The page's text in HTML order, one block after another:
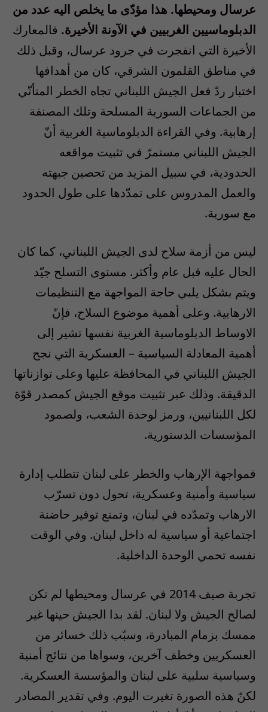
عرسال ومحيطها. هذا مؤدّى ما يخلص اليه عدد من
الدبلوماسيين الغربيين في الآونة الأخيرة. فالمعارك
الأخيرة التي انفجرت في جرود عرسال، وقبل ذلك
في مناطق القلمون الشرقي، كان من أهدافها
اختبار ردّ فعل الجيش اللبناني تجاه الخطر المتأتّي
من الجماعات السورية المسلحة وتلك المصنفة
إرهابية. وفي القراءة الدبلوماسية الغربية أنّ
الجيش اللبناني مستمرّ في تثبيت مواقعه
الحدودية، في سبيل المزيد من تحصين جبهته
والعمل المدروس على تمدّدها على طول الحدود
مع سورية.
ليس من أزمة سلاح لدى الجيش اللبناني، كما كان
الحال عليه قبل عام وأكثر. مستوى التسلح جيّد
ويتم بشكل يلبي حاجة المواجهة مع التنظيمات
الارهابية. وعلى أهمية موضوع السلاح، فإنّ
الاوساط الدبلوماسية الغربية نفسها تشير إلى
أهمية المعادلة السياسية – العسكرية التي نجح
الجيش اللبناني في المحافظة عليها وعلى توازناتها
الدقيقة. وذلك عبر تثبيت موقع الجيش كمصدر قوّة
لكل اللبنانيين، ورمز لوحدة الشعب، ولصمود
المؤسسات الدستورية.
فمواجهة الإرهاب والخطر على لبنان تتطلب إدارة
سياسية وأمنية وعسكرية، تحول دون تسرّب
الارهاب وتمدّده في لبنان، وتمنع توفير حاضنة
اجتماعية أو سياسية له داخل لبنان. وفي الوقت
نفسه تحمي الوحدة الداخلية.
تجربة صيف 2014 في عرسال ومحيطها لم تكن
لصالح الجيش ولا لبنان. لقد بدا الجيش حينها غير
ممسك بزمام المبادرة، وسبّب ذلك خسائر من
العسكريين وخطف آخرين، وسواها من نتائج أمنية
وسياسية سلبية على لبنان والمؤسسة العسكرية.
لكنّ هذه الصورة تغيرت اليوم. وفي تقدير المصادر